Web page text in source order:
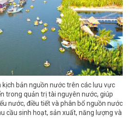
kịch bản nguồn nước trên các lưu vực
trong quản trị tài nguyên nước, giúp
nước, điều tiết và phân bổ nguồn nước
cầu sinh hoạt, sản xuất, năng lượng và